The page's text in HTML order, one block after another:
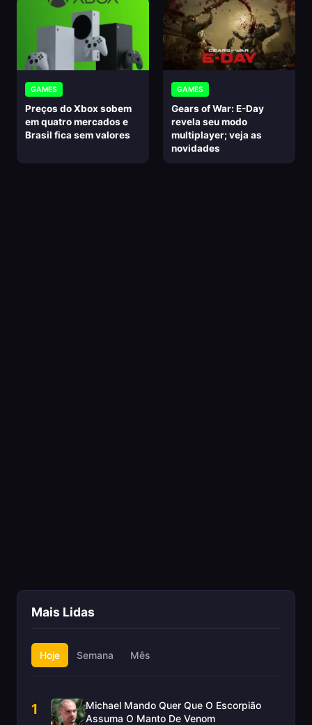
GAMES
Preços do Xbox sobem
em quatro mercados e
Brasil fica sem valores
GAMES
Gears of War: E-Day
revela seu modo
multiplayer; veja as
novidades
Mais Lidas
Hoje Semana Mês
1
Michael Mando Quer Que O Escorpião
Assuma O Manto De Venom